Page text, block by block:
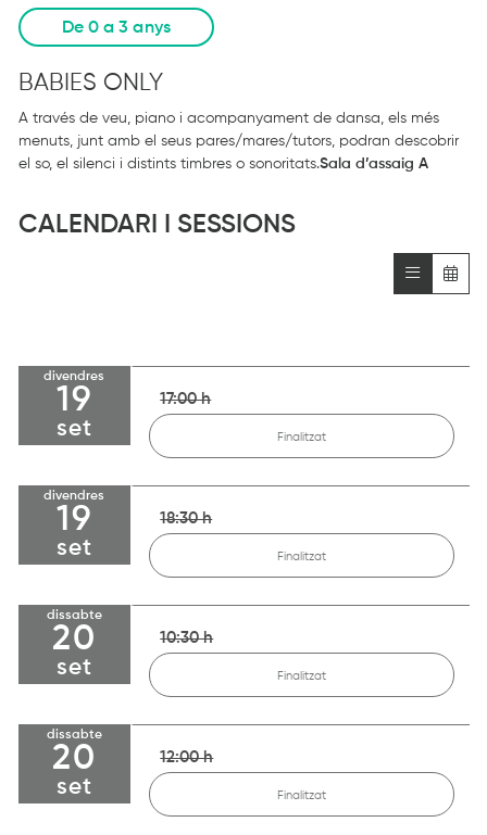
De 0 a 3 anys
BABIES ONLY
A través de veu, piano i acompanyament de dansa, els més
menuts, junt amb el seus pares/mares/tutors, podran descobrir
el so, el silenci i distints timbres o sonoritats.Sala d’assaig A
CALENDARI I SESSIONS
divendres
19
set
17:00 h
Finalitzat
divendres
19
set
18:30 h
Finalitzat
dissabte
20
set
10:30 h
Finalitzat
dissabte
20
set
12:00 h
Finalitzat